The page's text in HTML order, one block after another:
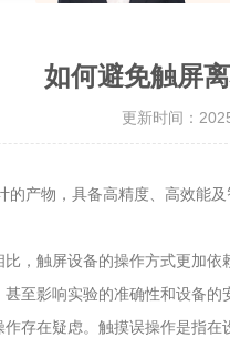
如何避免触屏
更新时间：
的产物，具备高精度、高效能
触屏设备的操作方式更加依
至影响实验的准确性和设备的
在疑虑。触摸误操作是指在